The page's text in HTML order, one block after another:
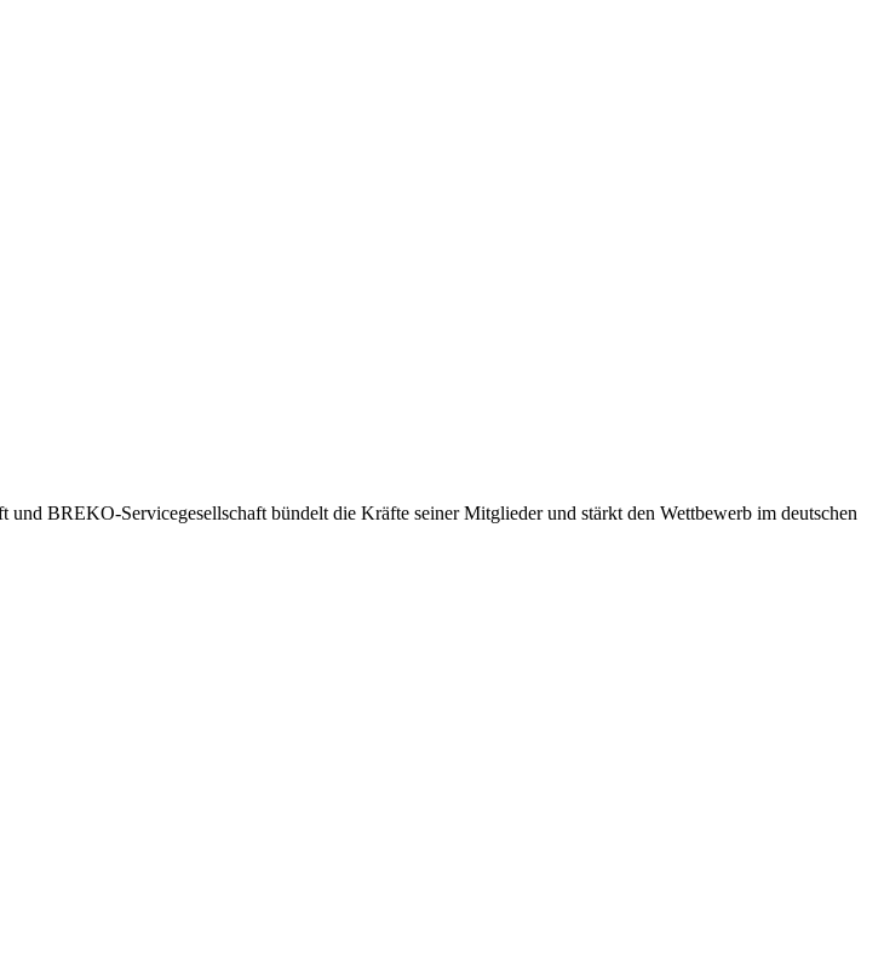
BREKO-Servicegesellschaft bündelt die Kräfte seiner Mitglieder und stärkt den Wettbewerb im deutschen